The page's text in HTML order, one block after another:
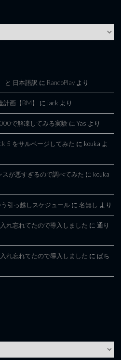
と 日本語訳 に RandoPlay より
画【BM】 に jack より
で解凍してみる実験 に Yas より
5 をサルベージしてみた に kouka よ
が悪すぎるので調べてみた に kouka
引っ越しスケジュール に 名無し より
れ忘れてたので導入しました に 通り
れ忘れてたので導入しました に ぱち